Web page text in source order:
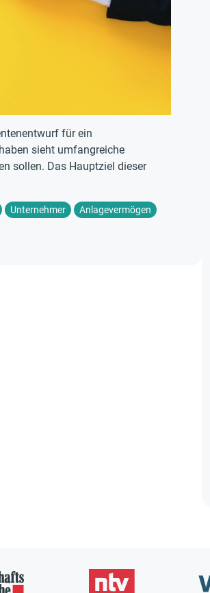
für ein
sieht umfangreiche
sollen. Das Hauptziel dieser
Unternehmer
Anlagevermögen